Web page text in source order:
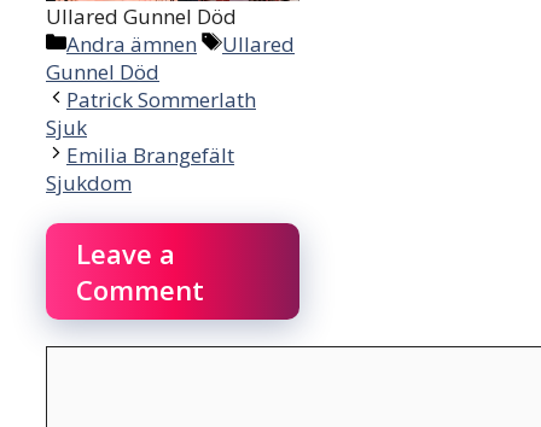
Ullared Gunnel Död
Categories
Andra ämnen Tags
Ullared
Gunnel Död
Patrick Sommerlath
Sjuk
Emilia Brangefält
Sjukdom
Leave a
Comment